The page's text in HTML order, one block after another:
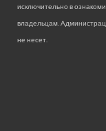
исключительно в
владельцам.
не несет.